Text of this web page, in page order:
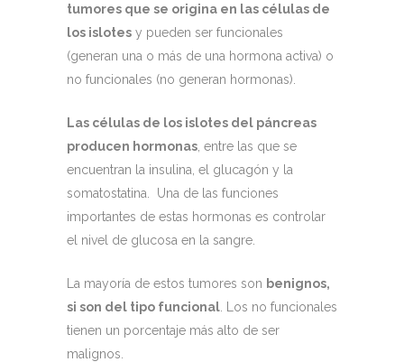
tumores que se origina en las células de
los islotes y pueden ser funcionales
(generan una o más de una hormona activa) o
no funcionales (no generan hormonas).
Las células de los islotes del páncreas
producen hormonas , entre las que se
encuentran la insulina, el glucagón y la
somatostatina. Una de las funciones
importantes de estas hormonas es controlar
el nivel de glucosa en la sangre.
La mayoría de estos tumores son benignos,
si son del tipo funcional . Los no funcionales
tienen un porcentaje más alto de ser
malignos.